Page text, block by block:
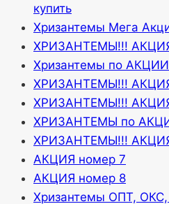
купить
Хризантемы Мега
ХРИЗАНТЕМЫ!!!
Хризантемы по
ХРИЗАНТЕМЫ!!!
ХРИЗАНТЕМЫ!!!
ХРИЗАНТЕМЫ по
ХРИЗАНТЕМЫ!!!
АКЦИЯ номер 7
АКЦИЯ номер 8
Хризантемы ОПТ, ОКС,